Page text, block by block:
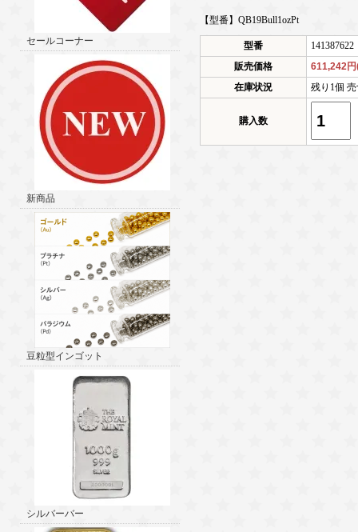
セールコーナー
新商品
豆粒型インゴット
シルバーバー
【型番】QB19Bull1ozPt
型番
141387622
販売価格
611,242
在庫状況
残り1個
購入数